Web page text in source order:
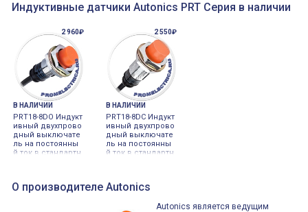
Индуктивные датчики Autonics PRT Серия в наличии
2 960₽
В НАЛИЧИИ
PRT18-8DO Индукт
ивный двухпрово
дный выключате
ль на постоянны
й ток в стандартн
2 550₽
В НАЛИЧИИ
PRT18-8DC Индукт
ивный двухпрово
дный выключате
ль на постоянны
й ток в стандартн
О производителе Autonics
Autonics является ведущим